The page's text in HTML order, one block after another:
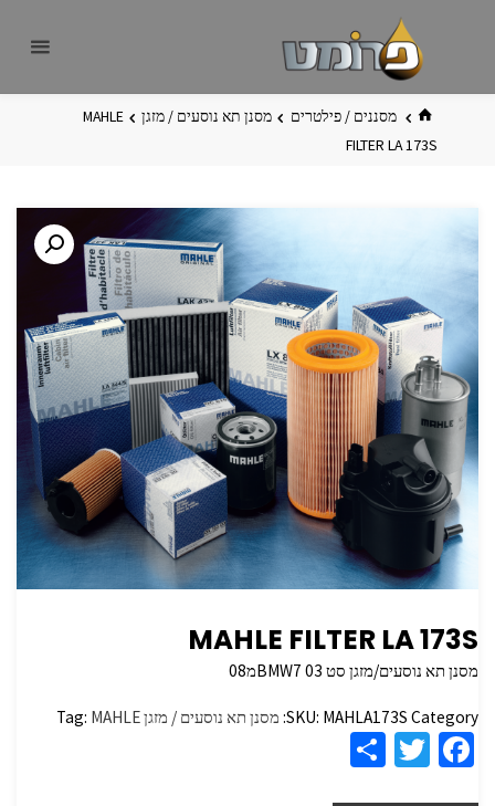
בית מסננים / פילטרים מסנן תא נוסעים / מזגן
MAHLE
FILTER LA 173S
MAHLE FILTER LA 173S
מסנן תא נוסעים/מזגן סט BMW7 03מ08
SKU: MAHLA173S Category: מסנן תא נוסעים / מזגן Tag: MAHLE
Fa
T